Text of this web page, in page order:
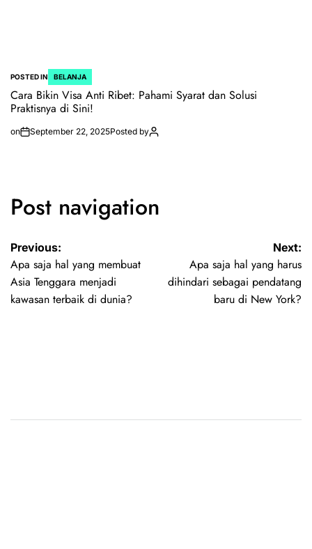
POSTED IN BELANJA
Cara Bikin Visa Anti Ribet: Pahami Syarat dan Solusi
Praktisnya di Sini!
on September 22, 2025Posted by
Post navigation
Previous:
Apa saja hal yang membuat
Asia Tenggara menjadi
kawasan terbaik di dunia?
Next:
Apa saja hal yang harus
dihindari sebagai pendatang
baru di New York?